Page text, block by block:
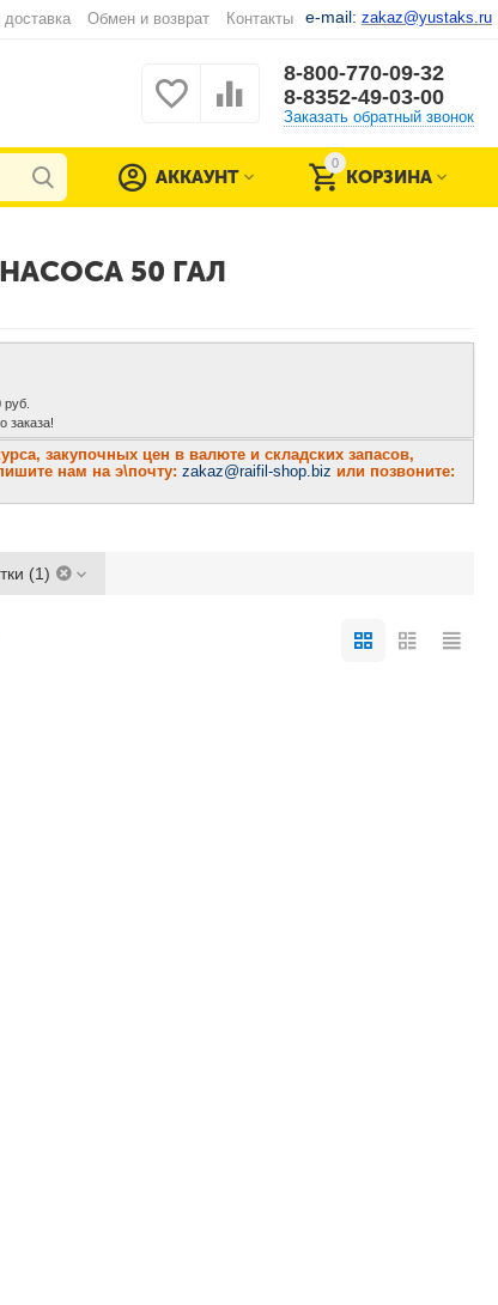
e-mail: zakaz@yustaks.ru
Обмен и возврат Контакты
8-800-770-09-32
8-8352-49-03-00
Заказать обратный звонок
0
КОРЗИНА
АККАУНТ
50 ГАЛ
заказа!
закупочных цен в валюте и складских запасов,
нам на э\почту: zakaz@raifil-shop.biz или позвоните:
(1)